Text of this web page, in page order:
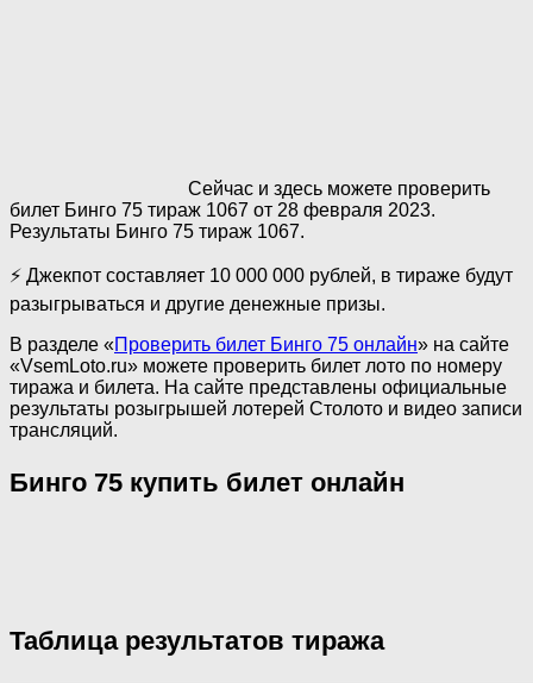
Сейчас и здесь можете проверить
билет Бинго 75 тираж 1067 от 28 февраля 2023.
Результаты Бинго 75 тираж 1067.
⚡ Джекпот составляет 10 000 000 рублей, в тираже будут
разыгрываться и другие денежные призы.
В разделе «Проверить билет Бинго 75 онлайн» на сайте
«VsemLoto.ru» можете проверить билет лото по номеру
тиража и билета. На сайте представлены официальные
результаты розыгрышей лотерей Столото и видео записи
трансляций.
Бинго 75 купить билет онлайн
Таблица результатов тиража